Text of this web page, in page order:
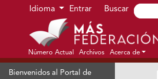
Ir al menú de navegación principal
Ir al contenido principal
Ir al pie de página del sitio
Idioma Entrar Buscar
Número Actual Archivos Acerca de
Bienvenidos al Portal de